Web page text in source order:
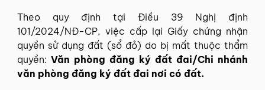
Theo quy định tại Điều 39 Nghị định
101/2024/NĐ-CP, việc cấp lại Giấy chứng nhận
quyền sử dụng đất (sổ đỏ) do bị mất thuộc thẩm
quyền: Văn phòng đăng ký đất đai/Chi nhánh
văn phòng đăng ký đất đai nơi có đất.